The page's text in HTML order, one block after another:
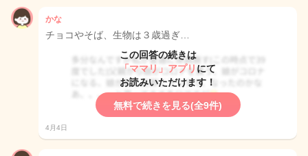
かな
チョコやそば、生物は３歳過ぎ…
この回答の続きは
「ママリ」アプリ にて
お読みいただけます！
無料で続きを見る(全9件)
4月4日